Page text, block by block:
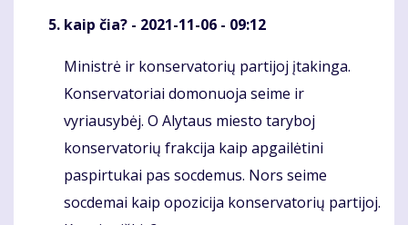
kaip čia? - 2021-11-06 - 09:12
Komentaras
Ministrė ir konservatorių partijoj įtakinga.
Konservatoriai domonuoja seime ir
vyriausybėj. O Alytaus miesto taryboj
konservatorių frakcija kaip apgailėtini
paspirtukai pas socdemus. Nors seime
socdemai kaip opozicija konservatorių partijoj.